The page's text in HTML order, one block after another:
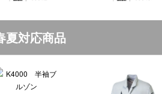
夏対応商品